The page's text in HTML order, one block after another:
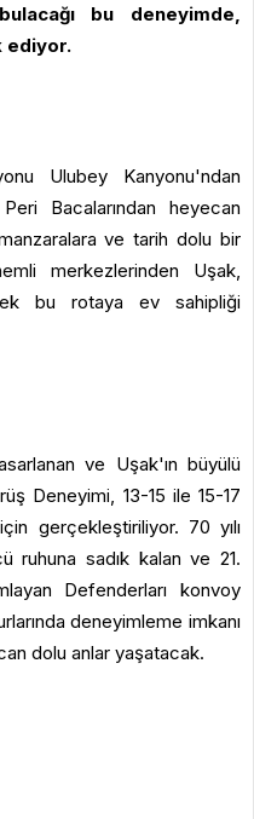
bu deneyimde,
ediyor.
Ulubey Kanyonu'ndan
Bacalarından heyecan
ve tarih dolu bir
merkezlerinden Uşak,
bu rotaya ev sahipliği
ve Uşak'ın büyülü
Deneyimi, 13-15 ile 15-17
gerçekleştiriliyor. 70 yılı
ruhuna sadık kalan ve 21.
Defenderları konvoy
deneyimleme imkanı
dolu anlar yaşatacak.